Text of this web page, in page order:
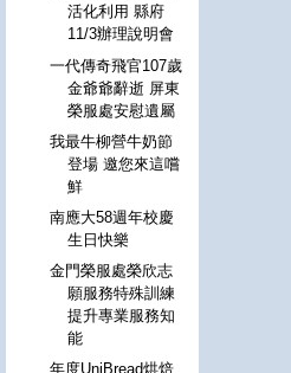
活化利用 縣府
11/3辦理說明會
一代傳奇飛官107歲
金爺爺辭逝 屏東
榮服處安慰遺屬
我最牛柳營牛奶節
登場 邀您來這嚐
鮮
南應大58週年校慶
生日快樂
金門榮服處榮欣志
願服務特殊訓練
提升專業服務知
能
年度UniBread烘焙